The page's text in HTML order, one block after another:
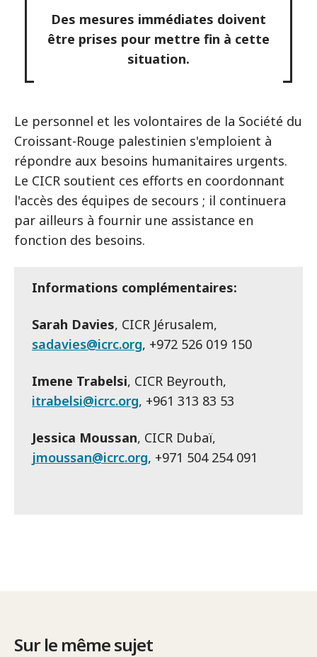
Des mesures immédiates doivent
être prises pour mettre fin à cette
situation.
Le personnel et les volontaires de la Société du
Croissant-Rouge palestinien s'emploient à
répondre aux besoins humanitaires urgents.
Le CICR soutient ces efforts en coordonnant
l'accès des équipes de secours ; il continuera
par ailleurs à fournir une assistance en
fonction des besoins.
Informations complémentaires:
Sarah Davies, CICR Jérusalem,
sadavies@icrc.org, +972 526 019 150
Imene Trabelsi, CICR Beyrouth,
itrabelsi@icrc.org, +961 313 83 53
Jessica Moussan, CICR Dubaï,
jmoussan@icrc.org, +971 504 254 091
Sur le même sujet